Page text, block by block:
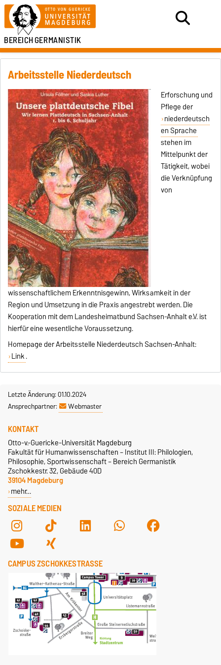
BEREICHGERMANISTIK
Arbeitsstelle Niederdeutsch
Erforschung und
Pflege der
niederdeutsch
en Sprache
stehen im
Mittelpunkt der
Tätigkeit, wobei
die Verknüpfung
von
wissenschaftlichem Erkenntnisgewinn, Wirksamkeit in der
Region und Umsetzung in die Praxis angestrebt werden. Die
Kooperation mit dem Landesheimatbund Sachsen-Anhalt e.V. ist
hierfür eine wesentliche Voraussetzung.
Homepage der Arbeitsstelle Niederdeutsch Sachsen-Anhalt:
Link.
Letzte Änderung: 01.10.2024
Ansprechpartner:
Webmaster
SOZIALE MEDIEN
KONTAKT
Otto-v.-Guericke-Universität Magdeburg
Fakultät für Humanwissenschaften – Institut III: Philologien,
Philosophie, Sportwissenschaft – Bereich Germanistik
Zschokkestr. 32, Gebäude 40D
39104 Magdeburg
mehr…
CAMPUS ZSCHOKKESTRASSE